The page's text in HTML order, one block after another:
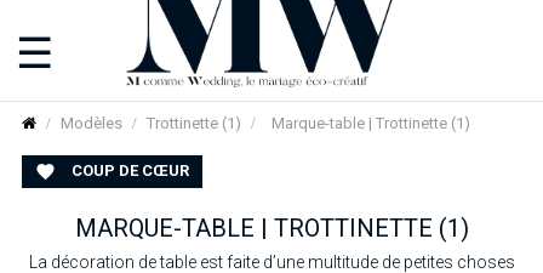
Basculer
la
navigation
☰
Modèles Trottinette (1) Marque-table | Trottinette (1)
 COUP DE CŒUR
MARQUE-TABLE | TROTTINETTE (1)
La décoration de table est faite d’une multitude de petites choses